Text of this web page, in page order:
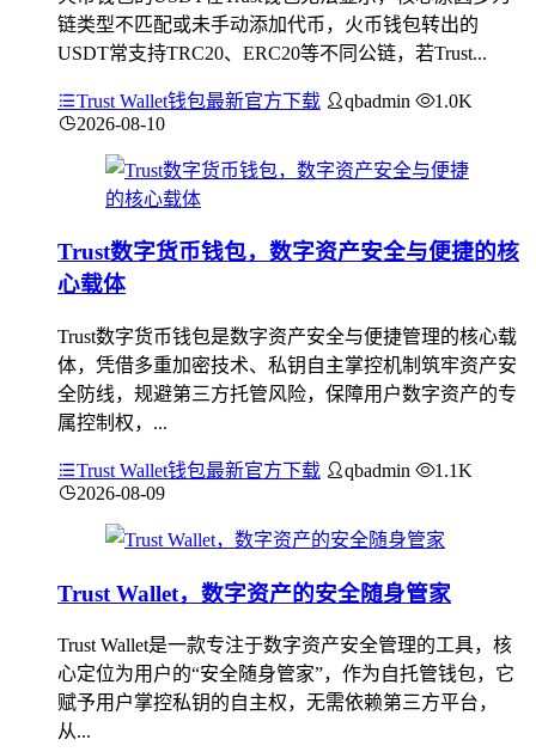
链类型不匹配或未手动添加代币，火币钱包转出的
USDT常支持TRC20、ERC20等不同公链，若Trust...
Trust Wallet钱包最新官方下载 qbadmin
1.0K
2026-08-10
Trust数字货币钱包，数字资产安全与便捷的核
心载体
Trust数字货币钱包是数字资产安全与便捷管理的核心载
体，凭借多重加密技术、私钥自主掌控机制筑牢资产安
全防线，规避第三方托管风险，保障用户数字资产的专
属控制权，...
Trust Wallet钱包最新官方下载 qbadmin
1.1K
2026-08-09
Trust Wallet，数字资产的安全随身管家
Trust Wallet是一款专注于数字资产安全管理的工具，核
心定位为用户的“安全随身管家”，作为自托管钱包，它
赋予用户掌控私钥的自主权，无需依赖第三方平台，
从...